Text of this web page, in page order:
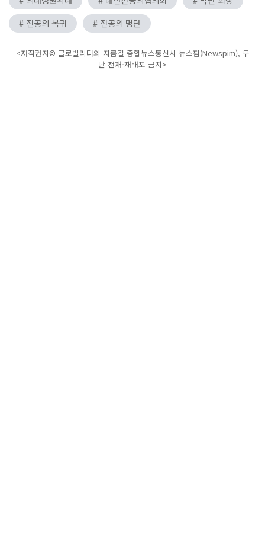
# 전공의 복귀
# 전공의 명단
<저작권자© 글로벌리더의 지름길 종합뉴스통신사 뉴스핌(Newspim), 무
단 전재-재배포 금지>